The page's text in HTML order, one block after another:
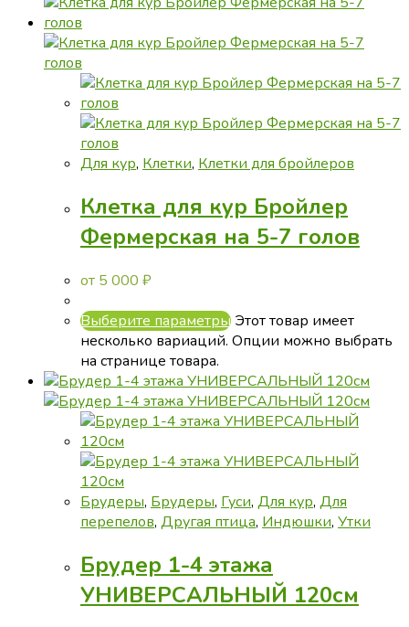
Для кур, Клетки, Клетки для бройлеров
Клетка для кур Бройлер
Фермерская на 5-7 голов
от 5 000 ₽
Выберите параметры Этот товар имеет
несколько вариаций. Опции можно выбрать
на странице товара.
Брудеры, Брудеры, Гуси, Для кур, Для
перепелов, Другая птица, Индюшки, Утки
Брудер 1-4 этажа
УНИВЕРСАЛЬНЫЙ 120см